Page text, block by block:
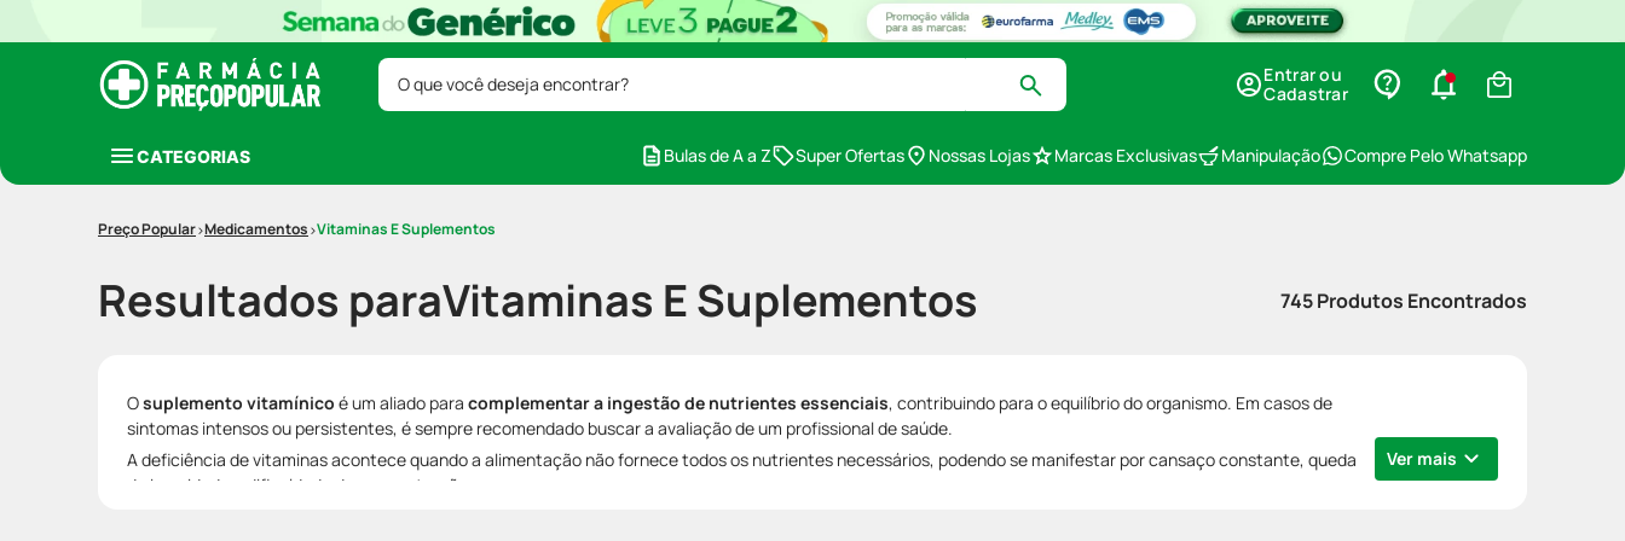
O que você deseja encontrar?
Entrar ou
Cadastrar
CATEGORIAS Bulas de A a Z Super Ofertas Nossas Lojas Marcas Exclusivas Manipulação Compre Pelo Whatsapp
Medicamentos Vitaminas E Suplementos
Resultados paraVitaminas E Suplementos 745Produtos Encontrados
Osuplemento vitamínico é um aliado para complementar a ingestão de nutrientes essenciais, contribuindo para o equilíbrio do organismo. Em casos de
sintomas intensos ou persistentes, é sempre recomendado buscar a avaliação de um profissional de saúde.
A deficiência de vitaminas acontece quando a alimentação não fornece todos os nutrientes necessários, podendo se manifestar por cansaço constante, queda
da imunidade e dificuldade de concentração.
Ver mais